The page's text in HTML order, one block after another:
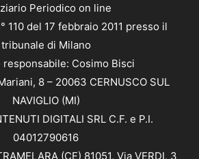
Periodico on line
110 del 17 febbraio 2011 presso il
tribunale di Milano
Cosimo Bisci
8 – 20063 CERNUSCO SUL
NAVIGLIO (MI)
DIGITALI SRL C.F. e P.I.
04012790616
(CE) 81051, Via VERDI, 3